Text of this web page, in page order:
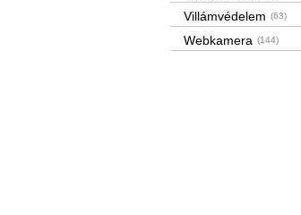
Villámvédelem (63)
Webkamera (144)